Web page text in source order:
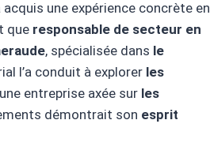
acquis une expérience concrète en
que responsable de secteur en
, spécialisée dans le
l’a conduit à explorer les
entreprise axée sur les
démontrait son esprit